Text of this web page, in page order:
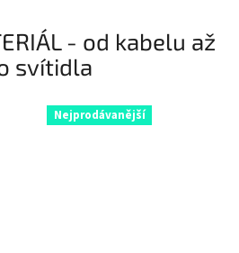
- od kabelu až
svítidla
Nejprodávanější